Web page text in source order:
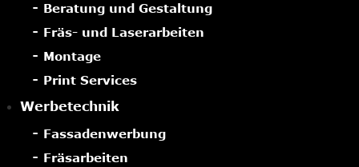
Beratung und Gestaltung
Fräs- und Laserarbeiten
Montage
Print Services
Werbetechnik
Fassadenwerbung
Fräsarbeiten